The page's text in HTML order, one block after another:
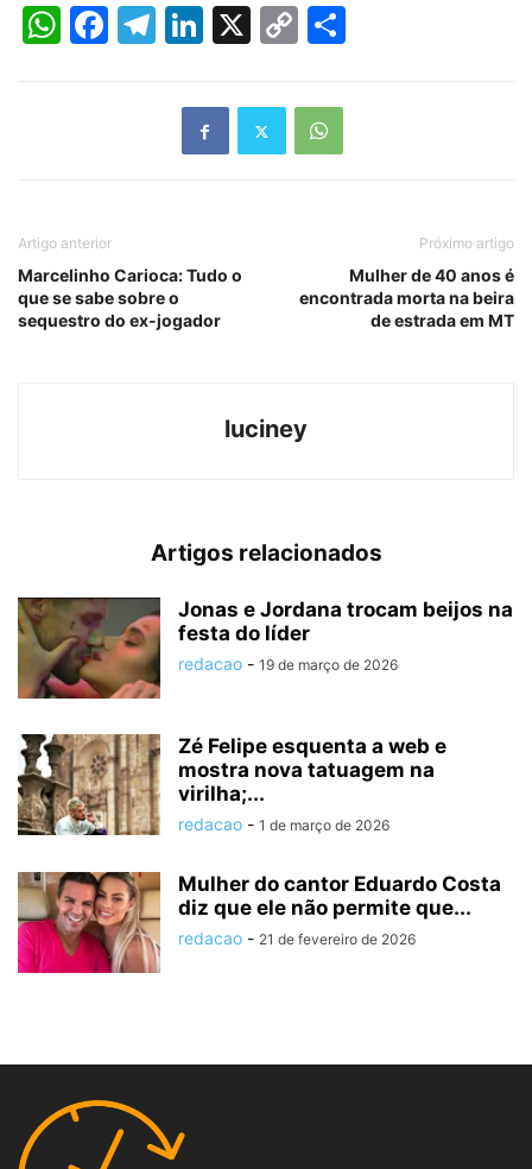
WhatsApp
Facebook
Telegram
LinkedIn
X
Copy
Artigo anterior
Marcelinho Carioca: Tudo o
que se sabe sobre o
sequestro do ex-jogador
Próximo artigo
Mulher de 40 anos é
encontrada morta na beira
de estrada em MT
luciney
Artigos relacionados
Jonas e Jordana trocam beijos na
festa do líder
redacao - 19 de março de 2026
Zé Felipe esquenta a web e
mostra nova tatuagem na
virilha;...
redacao - 1 de março de 2026
Mulher do cantor Eduardo Costa
diz que ele não permite que...
redacao - 21 de fevereiro de 2026